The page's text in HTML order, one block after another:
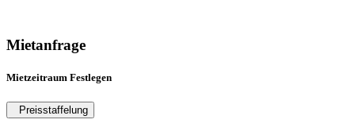
Mietanfrage
Mietzeitraum Festlegen
Preisstaffelung